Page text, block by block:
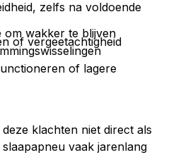
zelfs na voldoende
om wakker te blijven
of vergeetachtigheid
of lagere
klachten niet direct als
vaak jarenlang